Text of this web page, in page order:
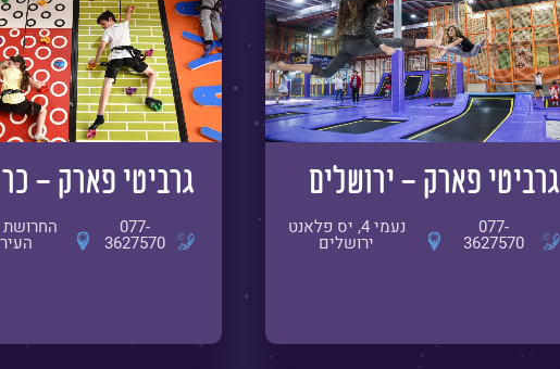
גרביטי פארק -
077-
3627570
גרביטי פארק - ירושלים
נעמי 4, יס פלאנט
ירושלים
077-
3627570